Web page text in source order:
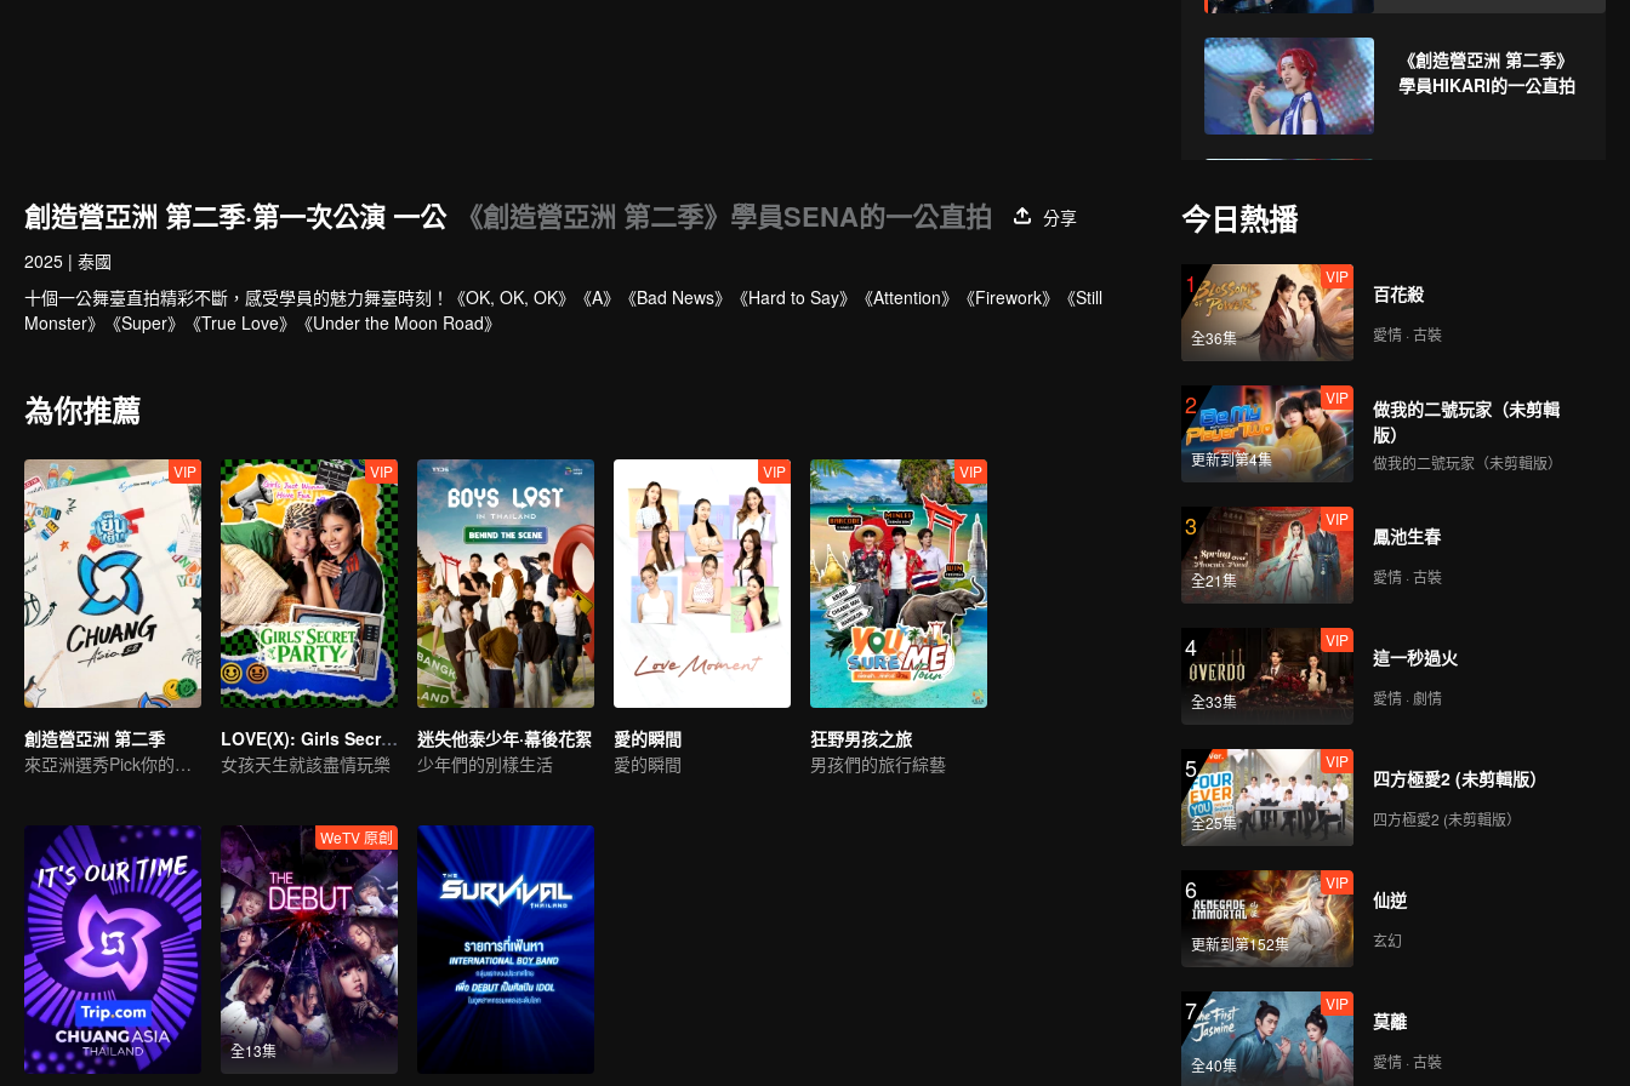
《創造營亞洲 第二季》
學員HIKARI的一公直拍
創造營亞洲 第二季·第一次公演 一公 《創造營亞洲 第二季》學員SENA的一公直拍
分享
2025 | 泰國
十個一公舞臺直拍精彩不斷，感受學員的魅力舞臺時刻！《OK, OK, OK》《A》《Bad News》《Hard to Say》《Attention》《Firework》《Still
Monster》《Super》《True Love》《Under the Moon Road》
為你推薦
VIP
創造營亞洲 第二季
來亞洲選秀Pick你的偶像
VIP
LOVE(X): Girls Secret Party
女孩天生就該盡情玩樂
迷失他泰少年·幕後花絮
少年們的別樣生活
VIP
愛的瞬間
愛的瞬間
VIP
狂野男孩之旅
男孩們的旅行綜藝
全13集
WeTV 原創
今日熱播
1
全36集
VIP
百花殺
愛情 · 古裝
2
更新到第4集
VIP
做我的二號玩家（未剪輯
版）
做我的二號玩家（未剪輯版）
3
全21集
VIP
鳳池生春
愛情 · 古裝
4
全33集
VIP
這一秒過火
愛情 · 劇情
5
全25集
VIP
四方極愛2 (未剪輯版）
四方極愛2 (未剪輯版）
6
更新到第152集
VIP
仙逆
玄幻
7
全40集
VIP
莫離
愛情 · 古裝